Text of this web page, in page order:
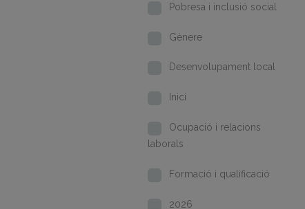
Pobresa i inclusió social
Gènere
Desenvolupament local
Inici
Ocupació i relacions
laborals
Formació i qualificació
2026